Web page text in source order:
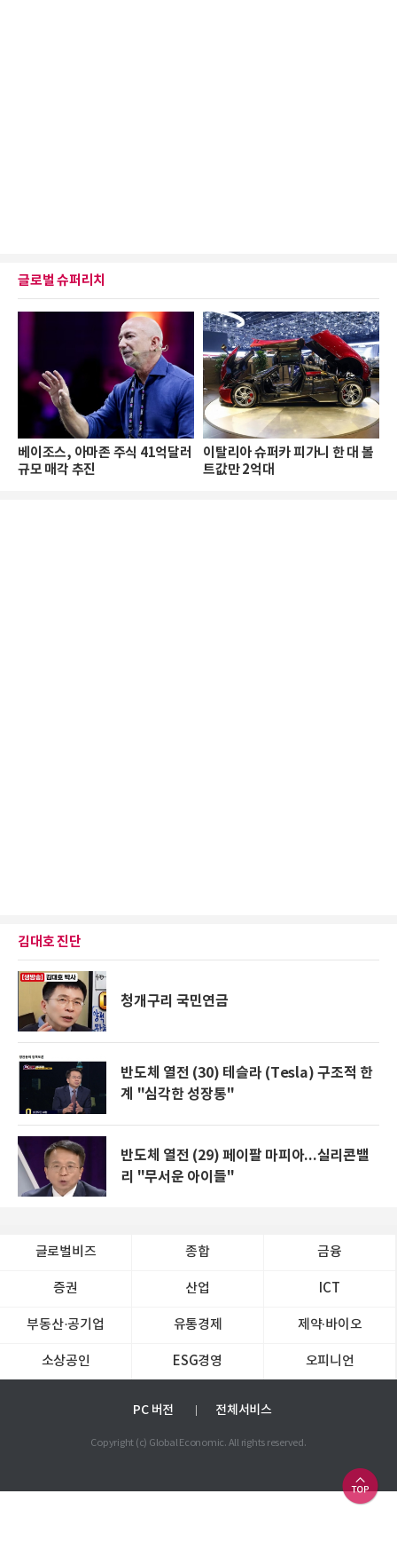
글로벌 슈퍼리치
베이조스, 아마존 주식 41억달러
규모 매각 추진
이탈리아 슈퍼카 피가니 한 대 볼
트값만 2억대
김대호 진단
청개구리 국민연금
반도체 열전 (30) 테슬라 (Tesla) 구조적 한
계 "심각한 성장통"
반도체 열전 (29) 페이팔 마피아...실리콘밸
리 "무서운 아이들"
글로벌비즈 종합 금융
증권 산업 ICT
부동산·공기업 유통경제 제약∙바이오
소상공인 ESG경영 오피니언
PC 버전 전체서비스
Copyright (c) Global Economic. All rights reserved.